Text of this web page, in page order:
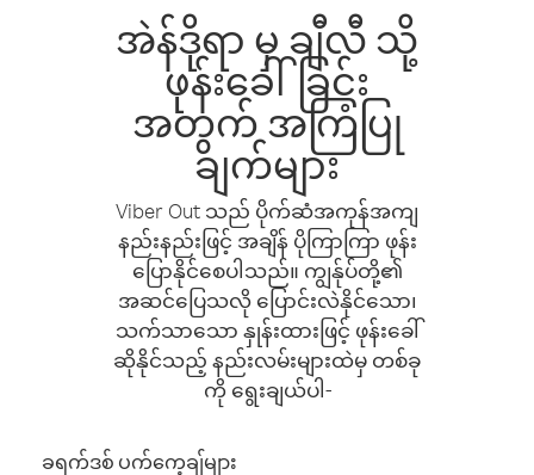
အဲန်ဒိုရာ မှ ချီလီ သို့
ဖုန်းခေါ်ခြင်း
အတွက် အကြံပြု
ချက်များ
Viber Out သည် ပိုက်ဆံအကုန်အကျ
နည်းနည်းဖြင့် အချိန် ပိုကြာကြာ ဖုန်း
ပြောနိုင်စေပါသည်။ ကျွန်ုပ်တို့၏
အဆင်ပြေသလို ပြောင်းလဲနိုင်သော၊
သက်သာသော နှုန်းထားဖြင့် ဖုန်းခေါ်
ဆိုနိုင်သည့် နည်းလမ်းများထဲမှ တစ်ခု
ကို ရွေးချယ်ပါ-
ခရက်ဒစ် ပက်ကေ့ချ်များ